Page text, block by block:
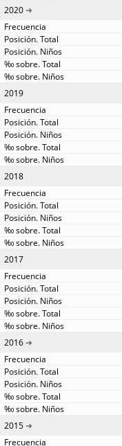
2020
2019
2018
2017
2016
2015